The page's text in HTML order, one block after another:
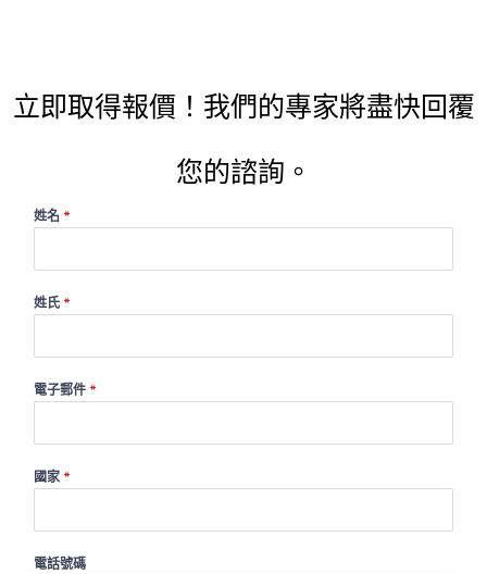
立即取得報價！我們的專家將盡快回覆
您的諮詢。
姓名 *
姓氏 *
電子郵件 *
國家 *
電話號碼